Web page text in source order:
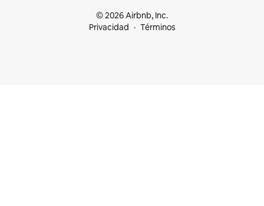
© 2026 Airbnb, Inc.
Privacidad
Términos